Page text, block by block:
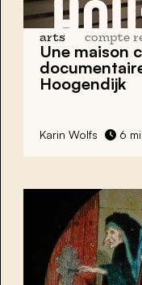
arts compte
Une maison
Hoogendijk
Karin Wolfs 6